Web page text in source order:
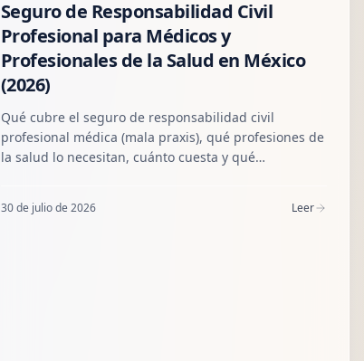
Seguro de Responsabilidad Civil
Profesional para Médicos y
Profesionales de la Salud en México
(2026)
Qué cubre el seguro de responsabilidad civil
profesional médica (mala praxis), qué profesiones de
la salud lo necesitan, cuánto cuesta y qué
30 de julio de 2026 Leer